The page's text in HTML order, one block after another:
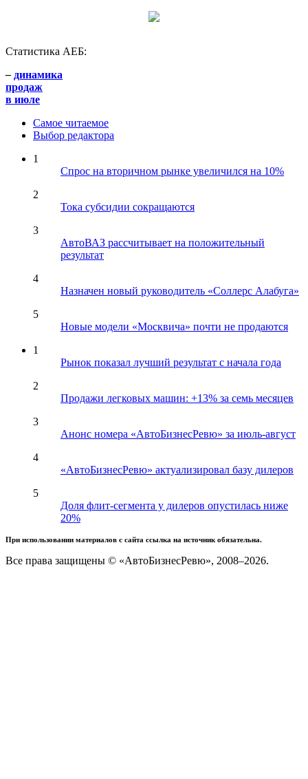
Статистика АЕБ:
– динамика
продаж
в июле
Самое читаемое
Выбор редактора
1
Спрос на вторичном рынке увеличился на 10%
2
Тока субсидии сокращаются
3
АвтоВАЗ рассчитывает на положительный
результат
4
Назначен новый руководитель «Соллерс Алабуга»
5
Новые модели «Москвича» почти не продаются
1
Рынок показал лучший результат с начала года
2
Продажи легковых машин: +13% за семь месяцев
3
Анонс номера «АвтоБизнесРевю» за июль-август
4
«АвтоБизнесРевю» актуализировал базу дилеров
5
Доля флит-сегмента у дилеров опустилась ниже
20%
При использовании материалов с сайта ссылка на источник обязательна.
Все права защищены © «АвтоБизнесРевю», 2008–2026.